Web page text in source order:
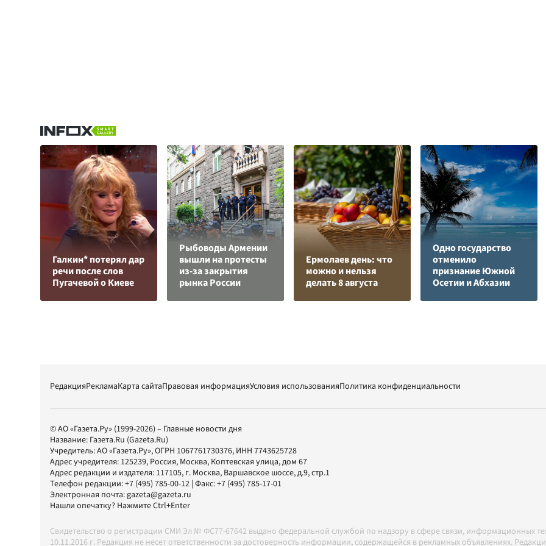
Галкин* потерял дар
речи после слов
Пугачевой о Киеве
Рыбоводы Армении
вышли на протесты
из-за закрытия
рынка России
Ермолаев день: что
можно и нельзя
делать 8 августа
Одно государство
отменило
признание Южной
Осетии и Абхазии
РедакцияРекламаКарта сайтаПравовая информацияУсловия использованияПолитика конфиденциальности
© АО «Газета.Ру» (1999-2026) – Главные новости дня
Название: Газета.Ru (Gazeta.Ru)
Учредитель:АО «Газета.Ру», ОГРН 1067761730376, ИНН 7743625728
Адрес учредителя: 125239, Россия, Москва, Коптевская улица, дом 67
Адрес редакции и издателя: 117105, г. Москва, Варшавское шоссе, д.9, стр.1
Телефон редакции:+7 (495) 785-00-12 | Факс:+7 (495) 785-17-01
Электронная почта:gazeta@gazeta.ru
Нашли опечатку? Нажмите Ctrl+Enter
Свидетельство о регистрации СМИ Эл № ФС77-67642 выдано федеральной службой по надзору в сфере связи, информационных
10.11.2016 г. Редакция не несет ответственности за достоверность информации, содержащейся в рекламных объявлениях.